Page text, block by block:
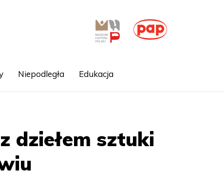
Niepodległa Edukacja
dziełem sztuki